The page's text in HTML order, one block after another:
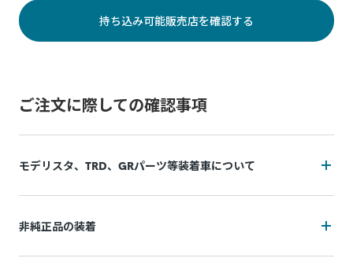
＜取り付けの注意事項＞
※指定の取り付け場所以外には取り付け内でください。
※フロントドアに引っ掛ける際、本商品がウェザーストリップ
があります。
※本商品を勢いよく広げないでください。吸盤穴部のリングが
※フロントドアを開閉する際、ドアハンドルを持つようにして
持ち込み可能販売店を確認する
ご注文に際しての確認事項
モデリスタ、TRD、GRパーツ等装着車について
非純正品の装着